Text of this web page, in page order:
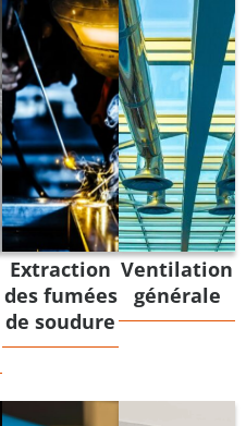
Extraction
des fumées
de soudure
Ventilation
générale